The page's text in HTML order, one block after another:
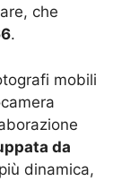
che
.
mobili
da
dinamica,